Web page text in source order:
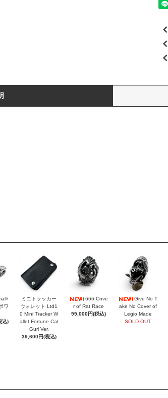
ワ
込)
ミニトラッカー
ウォレット Ltd1
0 Mini Tracker W
allet Fortune Cat
Guri Ver.
39,600円(税込)
666 Cove
r of Rat Race
99,000円(税込)
Give No T
ake No Cover of
Legio Made
SOLD OUT